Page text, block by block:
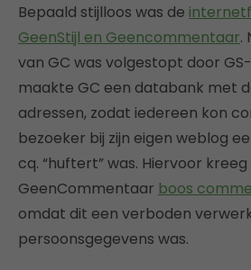
Bepaald stijlloos was de
GeenStijl en Geencommentaar.
van GC was volgestopt door
maakte GC een databank met
adressen, zodat iedereen kon
bezoeker bij zijn eigen weblog
cq. “huftert” was. Hiervoor kreeg
GeenCommentaar boos
omdat dit een verboden
persoonsgegevens was.